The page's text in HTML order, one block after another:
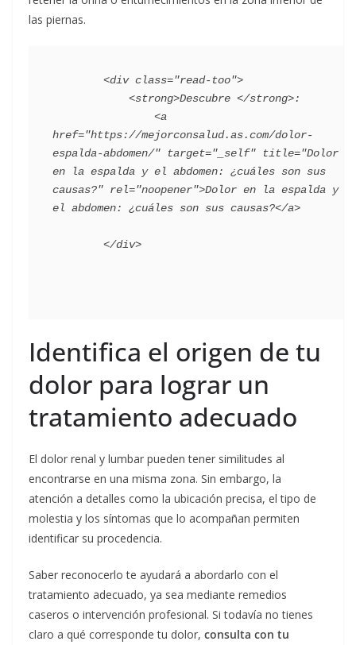
las piernas.
href="https://mejorconsalud.as.com/dolor-
espalda-abdomen/" target="_self" title="Dolor
en la espalda y el abdomen: ¿cuáles son sus
causas?" rel="noopener">Dolor en la espalda y
el abdomen: ¿cuáles son sus causas?</a>
Identifica el origen de tu
dolor para lograr un
tratamiento adecuado
El dolor renal y lumbar pueden tener similitudes al
encontrarse en una misma zona. Sin embargo, la
atención a detalles como la ubicación precisa, el tipo de
molestia y los síntomas que lo acompañan permiten
identificar su procedencia.
Saber reconocerlo te ayudará a abordarlo con el
tratamiento adecuado, ya sea mediante remedios
caseros o intervención profesional. Si todavía no tienes
claro a qué corresponde tu dolor, consulta con tu